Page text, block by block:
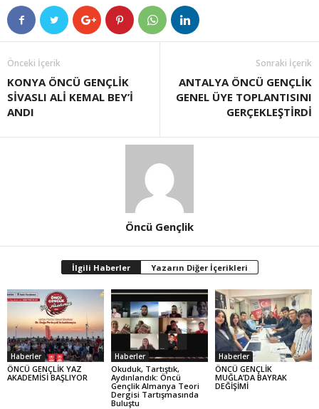
Önceki İçerik
KONYA ÖNCÜ GENÇLİK
SİVASLI ALİ KEMAL BEY’İ
ANDI
Sonraki İçerik
ANTALYA ÖNCÜ GENÇLİK
GENEL ÜYE TOPLANTISINI
GERÇEKLEŞTİRDİ
Öncü Gençlik
İlgili Haberler Yazarın Diğer İçerikleri
Haberler
ÖNCÜ GENÇLİK YAZ
AKADEMİSİ BAŞLIYOR
Haberler
Okuduk, Tartıştık,
Aydınlandık: Öncü
Gençlik Almanya Teori
Dergisi Tartışmasında
Buluştu
Haberler
ÖNCÜ GENÇLİK
MUĞLA’DA BAYRAK
DEĞİŞİMİ